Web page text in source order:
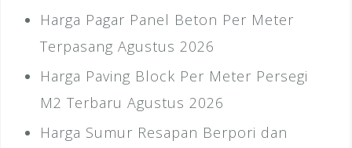
Harga Pagar Panel Beton Per Meter
Terpasang Agustus 2026
Harga Paving Block Per Meter Persegi
M2 Terbaru Agustus 2026
Harga Sumur Resapan Berpori dan